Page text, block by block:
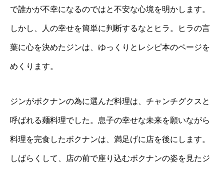
で誰かが不幸になるのではと不安な心境を明かします。
しかし、人の幸せを簡単に判断するなとヒラ。ヒラの言
葉に心を決めたジンは、ゆっくりとレシピ本のページを
めくります。
ジンがボクナンの為に選んだ料理は、チャンチグクスと
呼ばれる麺料理でした。息子の幸せな未来を願いながら
料理を完食したボクナンは、満足げに店を後にします。
しばらくして、店の前で座り込むボクナンの姿を見たジ